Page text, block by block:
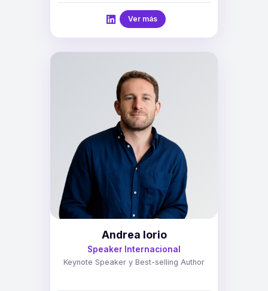
Ver más
Andrea Iorio
Speaker Internacional
Keynote Speaker y Best-selling Author